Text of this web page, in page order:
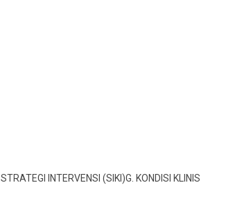
INTERVENSI (SIKI)G. KONDISI KLINIS